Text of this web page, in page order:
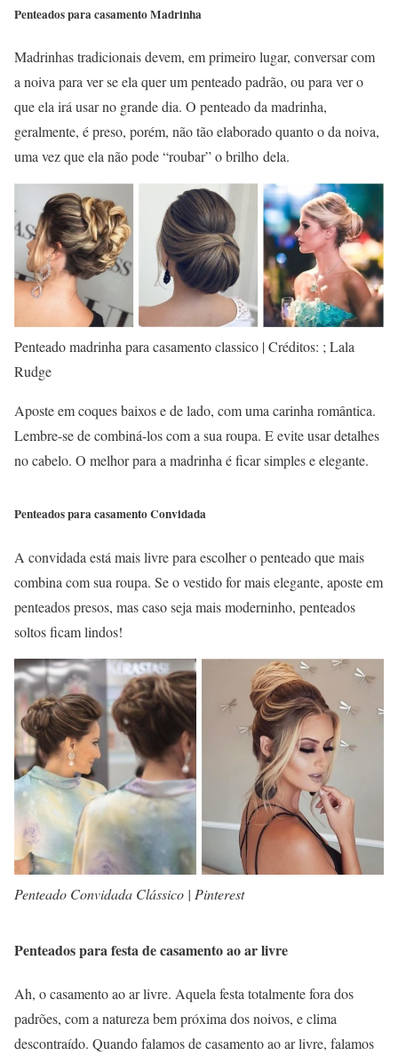
Penteados para casamento Madrinha
Madrinhas tradicionais devem, em primeiro lugar, conversar com
a noiva para ver se ela quer um penteado padrão, ou para ver o
que ela irá usar no grande dia. O penteado da madrinha,
geralmente, é preso, porém, não tão elaborado quanto o da noiva,
uma vez que ela não pode “roubar” o brilho dela.
Penteado madrinha para casamento classico | Créditos: ; Lala
Rudge
Aposte em coques baixos e de lado, com uma carinha romântica.
Lembre-se de combiná-los com a sua roupa. E evite usar detalhes
no cabelo. O melhor para a madrinha é ficar simples e elegante.
Penteados para casamento Convidada
A convidada está mais livre para escolher o penteado que mais
combina com sua roupa. Se o vestido for mais elegante, aposte em
penteados presos, mas caso seja mais moderninho, penteados
soltos ficam lindos!
Penteado Convidada Clássico | Pinterest
Penteados para festa de casamento ao ar livre
Ah, o casamento ao ar livre. Aquela festa totalmente fora dos
padrões, com a natureza bem próxima dos noivos, e clima
descontraído. Quando falamos de casamento ao ar livre, falamos